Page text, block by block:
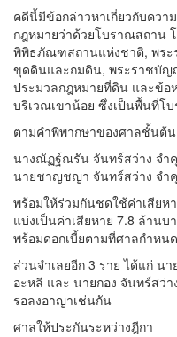
คดีนี้มีข้อกล่าวหาเกี่ยวกับควา
กฎหมายว่าด้วยโบราณสถาน
พิพิธภัณฑสถานแห่งชาติ, พร
ขุดดินและถมดิน, พระราชบั
ประมวลกฎหมายที่ดิน และข้อ
บริเวณเขาน้อย ซึ่งเป็นพื้นที่โ
ตามคำพิพากษาของศาลชั้นต้
นางณัฏฐ์ณรัน จันทร์สว่าง จำ
นายชาญชญา จันทร์สว่าง จำ
พร้อมให้ร่วมกันชดใช้ค่าเสีย
แบ่งเป็นค่าเสียหาย 7.8 ล้าน
พร้อมดอกเบี้ยตามที่ศาลกำหนด
ส่วนจำเลยอีก 3 ราย ได้แก่ น
อะหลี และ นายกอง จันทร์สว่
รอลงอาญาเช่นกัน
ศาลให้ประกันระหว่างฎีกา